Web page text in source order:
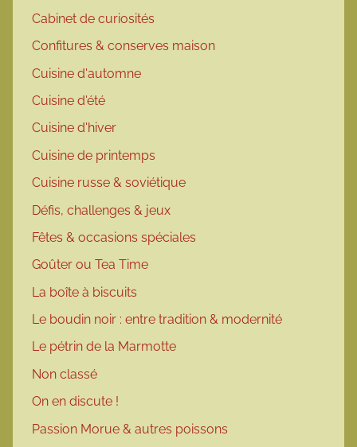
Cabinet de curiosités
Confitures & conserves maison
Cuisine d'automne
Cuisine d'été
Cuisine d'hiver
Cuisine de printemps
Cuisine russe & soviétique
Défis, challenges & jeux
Fêtes & occasions spéciales
Goûter ou Tea Time
La boîte à biscuits
Le boudin noir : entre tradition & modernité
Le pétrin de la Marmotte
Non classé
On en discute !
Passion Morue & autres poissons